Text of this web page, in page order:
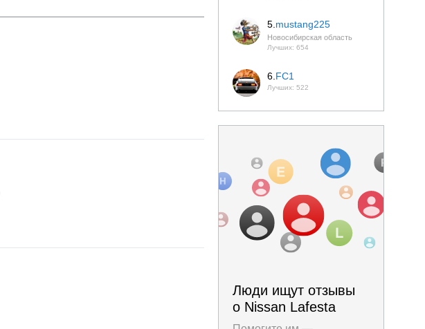
5. mustang225
Новосибирская область
Лучших: 654
6. FC1
Лучших: 522
Люди ищут отзывы
о Nissan Lafesta